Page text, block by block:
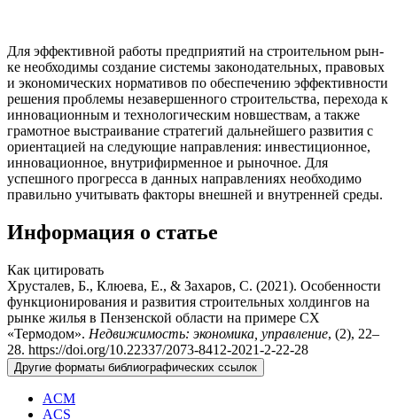
Для эффективной работы предприятий на строительном рын­
ке необходимы создание системы законодательных, правовых
и экономических нормативов по обеспечению эффективно­сти
решения проблемы незавершенного строительства, пере­хода к
инновационным и технологическим новшествам, а так­же
грамотное выстраивание стратегий дальнейшего развития с
ориентацией на следующие направления: инвестиционное,
инновационное, внутрифирменное и рыночное. Для
успешного прогресса в данных направлениях необходимо
правильно учи­тывать факторы внешней и внутренней среды.
Информация о статье
Как цитировать
Хрусталев, Б., Клюева, Е., & Захаров, С. (2021). Особенности
функционирования и развития строительных холдингов на
рынке жилья в Пензенской области на примере СХ
«Термодом». Недвижимость: экономика, управление, (2), 22–
28. https://doi.org/10.22337/2073-8412-2021-2-22-28
Другие форматы библиографических ссылок
ACM
ACS